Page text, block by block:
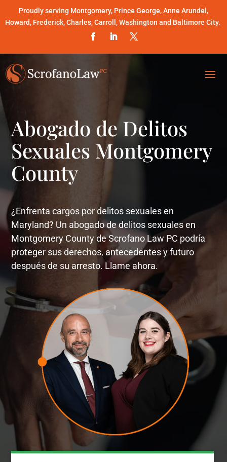
Proudly serving Montgomery, Prince George, Anne Arundel,
Howard, Frederick, Charles, Carroll, Washington and Baltimore City.
Abogado de Delitos
Sexuales Montgomery
County
¿Enfrenta cargos por delitos sexuales en
Maryland? Un abogado de delitos sexuales en
Montgomery County de Scrofano Law PC podría
proteger sus derechos, antecedentes y futuro
después de su arresto. Llame ahora.